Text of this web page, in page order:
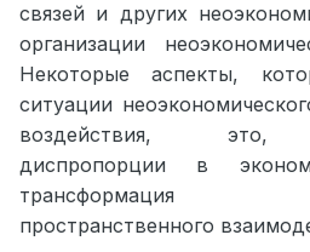
связей и других
организации
Некоторые аспекты,
ситуации
воздействия, это,
диспропорции в
трансформация
пространственного